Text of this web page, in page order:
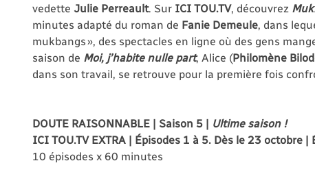
vedette Julie Perreault. Sur ICI TOU.TV, découvrez
minutes adapté du roman de Fanie Demeule, dans
mukbangs », des spectacles en ligne où des gens
saison de Moi, j’habite nulle part, Alice (Philomène
dans son travail, se retrouve pour la première fois
DOUTE RAISONNABLE | Saison 5 | Ultime saison !
ICI TOU.TV EXTRA | Épisodes 1 à 5. Dès le 23 octobre
10 épisodes x 60 minutes